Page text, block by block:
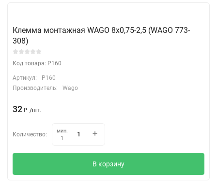
Клемма монтажная WAGO 8х0,75-2,5 (WAGO 773-
308)
Код товара: P160
Артикул:
P160
Производитель:
Wago
32 ₽ /шт.
Количество:
мин.
1
В корзину